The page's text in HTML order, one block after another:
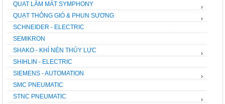
QUAT LÀM MÁT SYMPHONY
QUẠT THÔNG GIÓ & PHUN SƯƠNG
›
SCHNEIDER - ELECTRIC
›
SEMIKRON
SHAKO - KHÍ NÉN THỦY LỰC
SHIHLIN - ELECTRIC
›
SIEMENS - AUTOMATION
SMC PNEUMATIC
›
STNC PNEUMATIC
›